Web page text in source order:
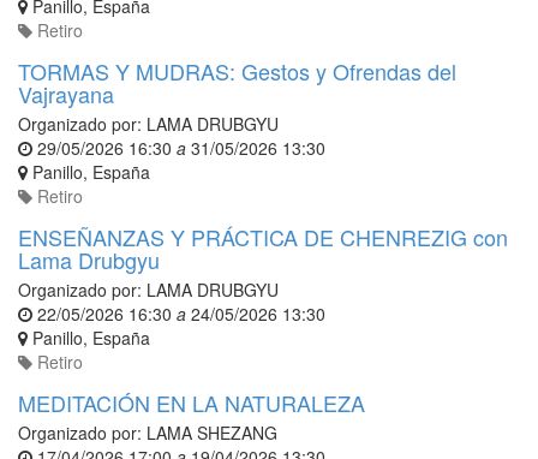
Panillo, España
Retiro
TORMAS Y MUDRAS: Gestos y Ofrendas del
Vajrayana
Organizado por: LAMA DRUBGYU
29/05/2026 16:30 a 31/05/2026 13:30
Panillo, España
Retiro
ENSEÑANZAS Y PRÁCTICA DE CHENREZIG con
Lama Drubgyu
Organizado por: LAMA DRUBGYU
22/05/2026 16:30 a 24/05/2026 13:30
Panillo, España
Retiro
MEDITACIÓN EN LA NATURALEZA
Organizado por: LAMA SHEZANG